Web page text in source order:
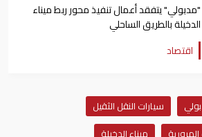
"مدبولي" يتفقد أعمال تنفيذ محور ربط ميناء
الدخيلة بالطريق الساحلي
اقتصاد
سيارات النقل الثقيل
ميناء الدخيلة